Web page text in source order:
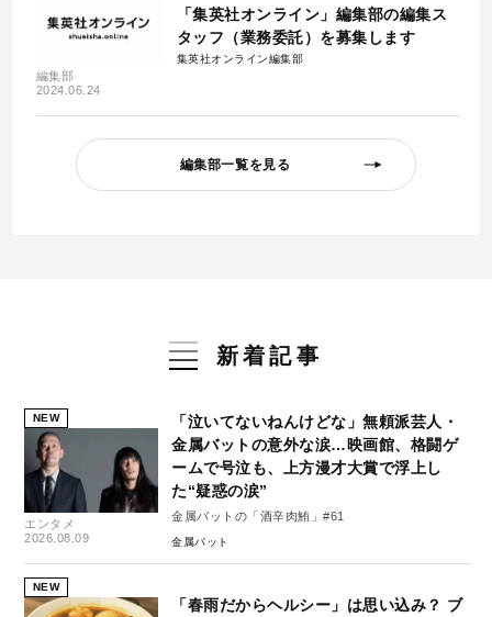
編集部
2024.06.24
「集英社オンライン」編集部の編集ス
タッフ（業務委託）を募集します
集英社オンライン編集部
編集部一覧を見る
新着記事
NEW
エンタメ
2026.08.09
「泣いてないねんけどな」無頼派芸人・
金属バットの意外な涙…映画館、格闘ゲ
ームで号泣も、上方漫才大賞で浮上し
た“疑惑の涙”
金属バットの「酒辛肉鮪」#61
金属バット
NEW
「春雨だからヘルシー」は思い込み？ ブ